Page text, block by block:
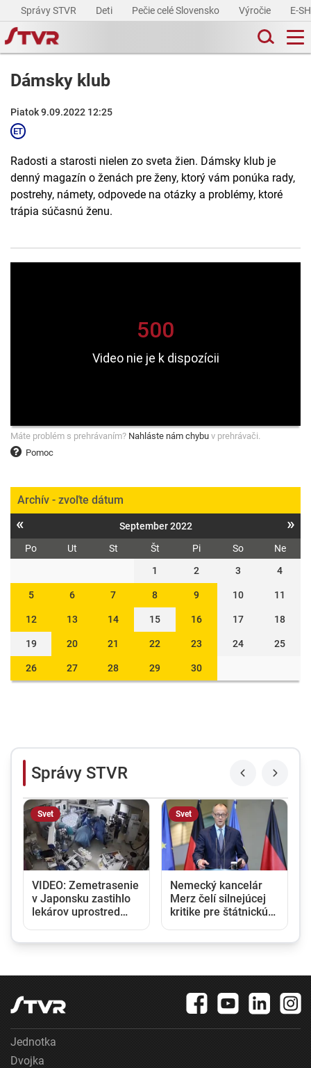
Správy STVR Deti Pečie celé Slovensko Výročie E-
Dámsky klub
Piatok 9.09.2022 12:25
Radosti a starosti nielen zo sveta žien. Dámsky klub je
denný magazín o ženách pre ženy, ktorý vám ponúka rady,
postrehy, námety, odpovede na otázky a problémy, ktoré
trápia súčasnú ženu.
Pomoc
Máte problém s prehrávaním? Nahláste nám chybu v prehrávači.
Archív - zvoľte dátum
« September 2022 »
Po Ut St Št Pi So
Ne
1
2 3 4
5 6 7 8 9 10 11
12 13 14 15 16 17 18
19 20 21 22 23 24 25
26 27 28 29 30
Správy STVR
Svet
VIDEO: Zemetrasenie
v Japonsku zastihlo
lekárov uprostred
Svet
Nemecký kancelár
Merz čelí silnejúcej
kritike pre štátnickú
Jednotka
Dvojka